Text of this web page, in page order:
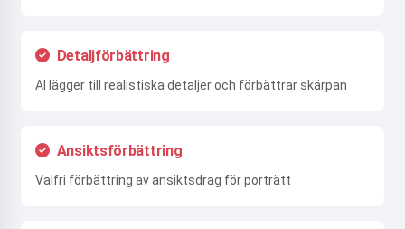
Detaljförbättring
AI lägger till realistiska detaljer och förbättrar skärpan
Ansiktsförbättring
Valfri förbättring av ansiktsdrag för porträtt